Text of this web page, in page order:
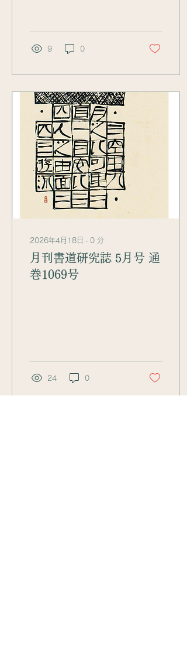
9 0
2026年4月18日 ∙ 0 分
月刊書道研究誌 5月号 通
巻1069号
24 0